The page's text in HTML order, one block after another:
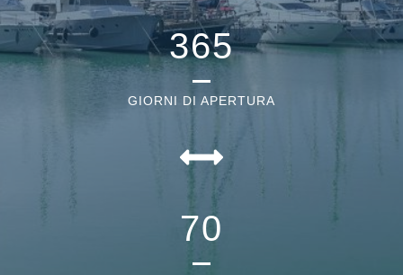
365
GIORNI DI APERTURA
70